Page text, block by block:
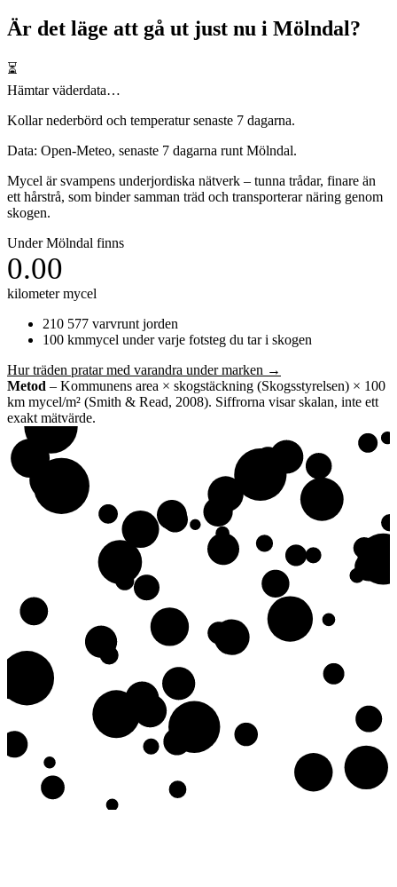
Är det läge att gå ut just nu i Mölndal ?
⏳
Hämtar väderdata…
Kollar nederbörd och temperatur senaste 7 dagarna.
Data: Open-Meteo, senaste 7 dagarna runt Mölndal.
Mycel är svampens underjordiska nätverk – tunna trådar, finare än
ett hårstrå, som binder samman träd och transporterar näring genom
skogen.
UnderMölndal finns
0.00
kilometer mycel
210 577 varvrunt jorden
100 kmmycel under varje fotsteg du tar i skogen
Hur träden pratar med varandra under marken →
Metod – Kommunens area × skogstäckning (Skogsstyrelsen) × 100
km mycel/m² (Smith & Read, 2008). Siffrorna visar skalan, inte ett
exakt mätvärde.